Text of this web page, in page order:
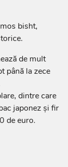
bisht,
de mult
până la zece
dintre care
japonez şi fir
de euro.